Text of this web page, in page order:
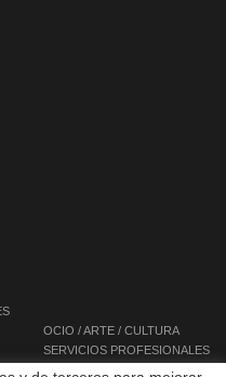
OCIO / ARTE / CULTURA
SERVICIOS PROFESIONALES
SERVICIOS INTEGRALES